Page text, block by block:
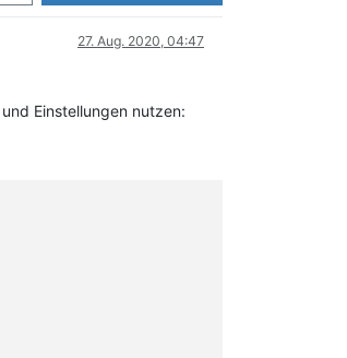
27. Aug. 2020, 04:47
Einstellungen nutzen: